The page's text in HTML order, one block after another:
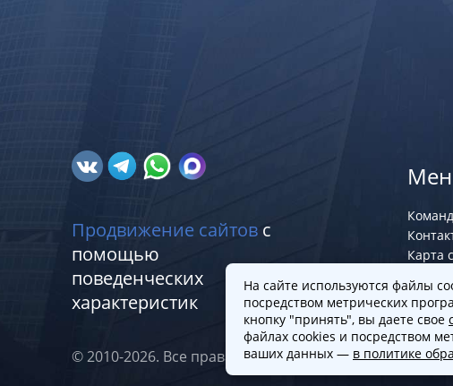
Продвижение сайтовс
помощью
поведенческих
характеристик
Карта
© 2010-2026. Все права защищены
На сайте используются файлы
посредством метрических
кнопку "принять", вы даете свое
файлах cookies и посредством
ваших данных — в политике